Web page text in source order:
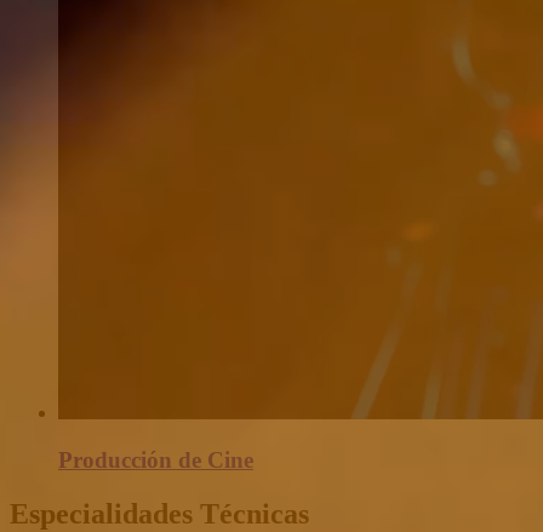
Producción de Cine
Especialidades Técnicas